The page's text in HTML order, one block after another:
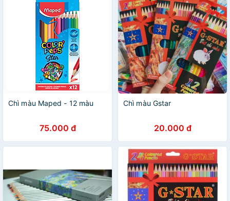
Chì màu Maped - 12 màu
75.000 đ
Chì màu Gstar
20.000 đ